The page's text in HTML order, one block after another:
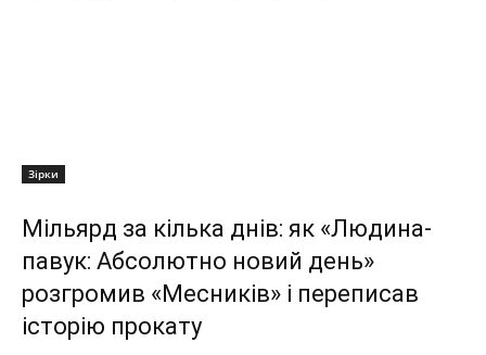
Зірки
Мільярд за кілька днів: як «Людина-
павук: Абсолютно новий день»
розгромив «Месників» і переписав
історію прокату